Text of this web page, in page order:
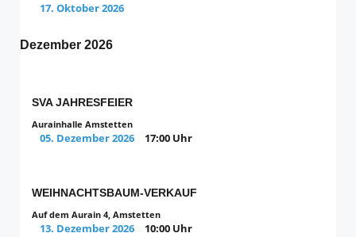
17. Oktober 2026
Dezember 2026
SVA JAHRESFEIER
Aurainhalle Amstetten
05. Dezember 2026 17:00 Uhr
WEIHNACHTSBAUM-VERKAUF
Auf dem Aurain 4, Amstetten
13. Dezember 2026 10:00 Uhr